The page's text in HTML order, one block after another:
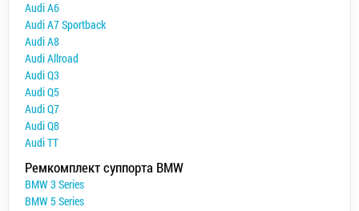
Audi A6
Audi A7 Sportback
Audi A8
Audi Allroad
Audi Q3
Audi Q5
Audi Q7
Audi Q8
Audi TT
Ремкомплект суппорта BMW
BMW 3 Series
BMW 5 Series